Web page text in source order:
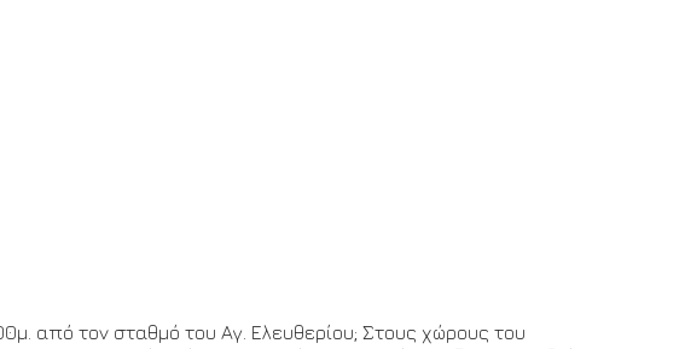
από τον σταθμό του Αγ. Ελευθερίου; Στους χώρους του